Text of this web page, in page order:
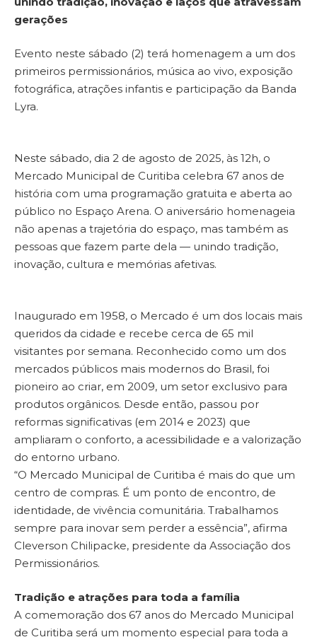
gerações
Evento neste sábado (2) terá homenagem a um dos
primeiros permissionários, música ao vivo, exposição
fotográfica, atrações infantis e participação da Banda
Lyra.
Neste sábado, dia 2 de agosto de 2025, às 12h, o
Mercado Municipal de Curitiba celebra 67 anos de
história com uma programação gratuita e aberta ao
público no Espaço Arena. O aniversário homenageia
não apenas a trajetória do espaço, mas também as
pessoas que fazem parte dela — unindo tradição,
inovação, cultura e memórias afetivas.
Inaugurado em 1958, o Mercado é um dos locais mais
queridos da cidade e recebe cerca de 65 mil
visitantes por semana. Reconhecido como um dos
mercados públicos mais modernos do Brasil, foi
pioneiro ao criar, em 2009, um setor exclusivo para
produtos orgânicos. Desde então, passou por
reformas significativas (em 2014 e 2023) que
ampliaram o conforto, a acessibilidade e a valorização
do entorno urbano.
“O Mercado Municipal de Curitiba é mais do que um
centro de compras. É um ponto de encontro, de
identidade, de vivência comunitária. Trabalhamos
sempre para inovar sem perder a essência”, afirma
Cleverson Chilipacke, presidente da Associação dos
Permissionários.
Tradição e atrações para toda a família
A comemoração dos 67 anos do Mercado Municipal
de Curitiba será um momento especial para toda a